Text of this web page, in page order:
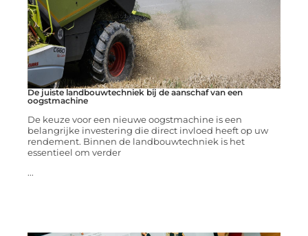
De juiste landbouwtechniek bij de aanschaf van een
oogstmachine
De keuze voor een nieuwe oogstmachine is een
belangrijke investering die direct invloed heeft op uw
rendement. Binnen de landbouwtechniek is het
essentieel om verder
...